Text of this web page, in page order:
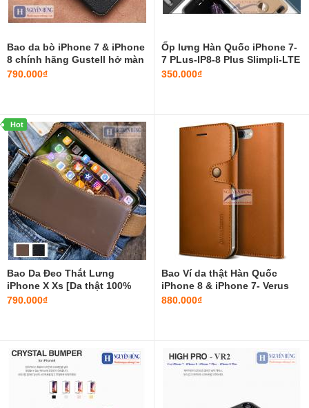
Bao da bò iPhone 7 & iPhone
8 chính hãng Gustell hở màn
hình
790.000₫
Ốp lưng Hàn Quốc iPhone 7-
7 PLus-IP8-8 Plus Slimpli-LTE
chính hãng Verus
350.000₫
Bao Da Đeo Thắt Lưng
iPhone X Xs [Da thật 100%
Handmade-Khacten]
790.000₫
Hot
Bao Ví da thật Hàn Quốc
iPhone 8 & iPhone 7- Verus
880.000₫